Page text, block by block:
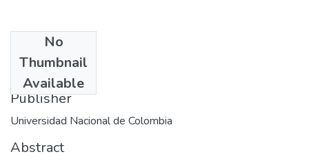
No
Thumbnail
Available
1989
Publisher
Universidad Nacional de Colombia
Abstract